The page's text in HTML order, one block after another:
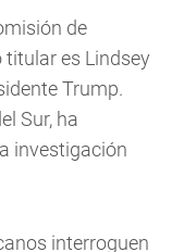
de
es Lindsey
Trump.
Sur, ha
investigación
interroguen